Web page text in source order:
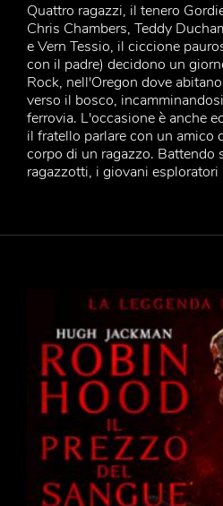
Quattro ragazzi, il tenero
Chris Chambers, Teddy
e Vern Tessio, il ciccione
con il padre) decidono un
Rock, nell'Oregon dove
verso il bosco,
ferrovia. L'occasione è anche
il fratello parlare con un amico
corpo di un ragazzo. Battendo
ragazzotti, i giovani esploratori